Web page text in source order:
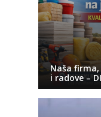
Naša
i radove –